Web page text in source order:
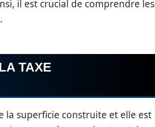
il est crucial de comprendre les
TAXE
la superficie construite et elle est